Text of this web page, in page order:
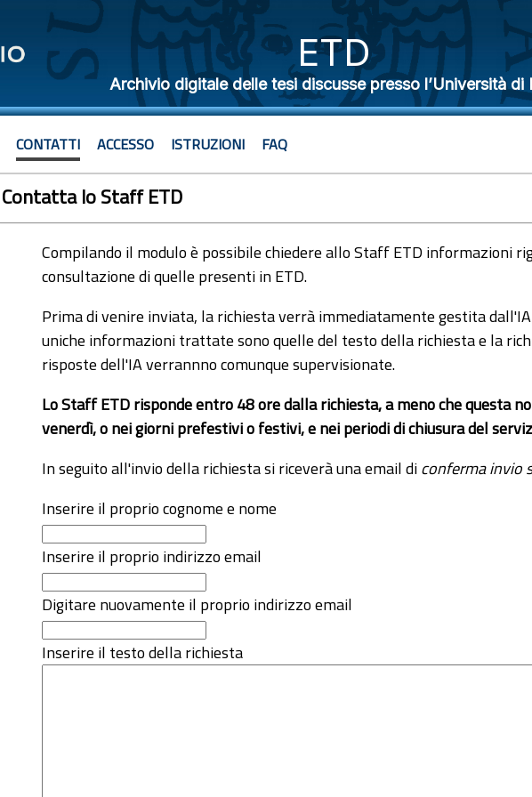
ETD
Archivio digitale delle tesi discusse presso l’Università di
CONTATTI ACCESSO ISTRUZIONI FAQ
Contatta lo Staff ETD
Compilando il modulo è possibile chiedere allo Staff ETD informazioni
consultazione di quelle presenti in ETD.
Prima di venire inviata, la richiesta verrà immediatamente gestita
uniche informazioni trattate sono quelle del testo della richiesta e la
risposte dell'IA verrannno comunque supervisionate.
Lo Staff ETD risponde entro 48 ore dalla richiesta, a meno che questa
venerdì, o nei giorni prefestivi o festivi, e nei periodi di chiusura del
In seguito all'invio della richiesta si riceverà una email diconferma invio
Inserire il proprio cognome e nome
Inserire il proprio indirizzo email
Digitare nuovamente il proprio indirizzo email
Inserire il testo della richiesta